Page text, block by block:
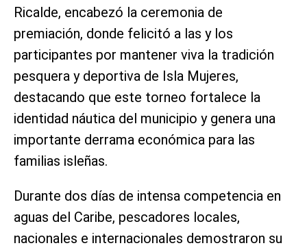
Ricalde, encabezó la ceremonia de
premiación, donde felicitó a las y los
participantes por mantener viva la tradición
pesquera y deportiva de Isla Mujeres,
destacando que este torneo fortalece la
identidad náutica del municipio y genera una
importante derrama económica para las
familias isleñas.
Durante dos días de intensa competencia en
aguas del Caribe, pescadores locales,
nacionales e internacionales demostraron su